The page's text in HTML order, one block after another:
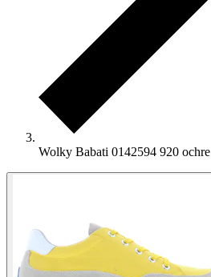
Wolky Babati 0142594 920 ochre